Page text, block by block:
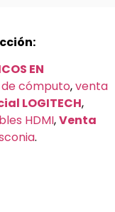
EN
cómputo,venta
LOGITECH,
HDMI,Venta
.